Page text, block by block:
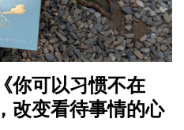
你可以习惯不在
改变看待事情的心